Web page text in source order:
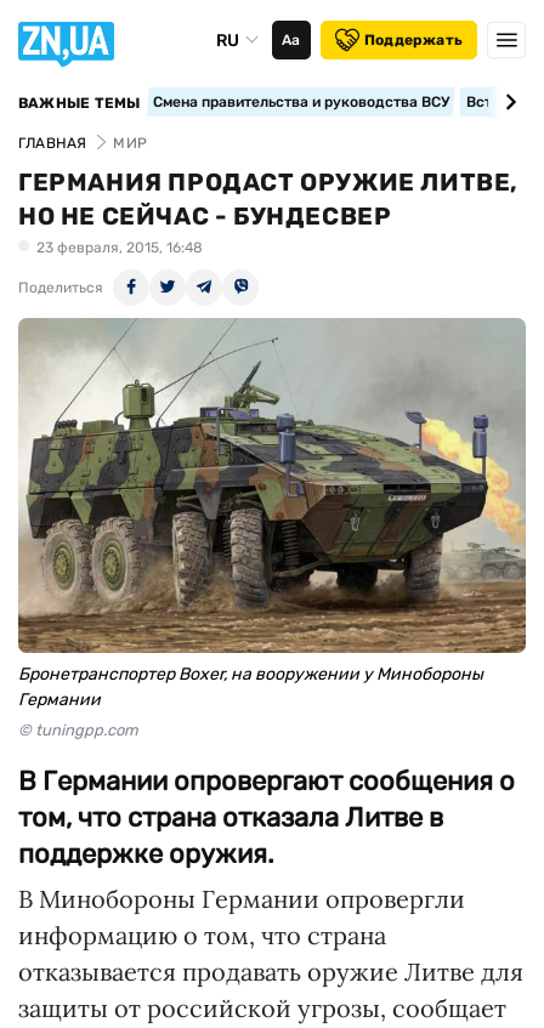
RU Аа Поддержать
ВАЖНЫЕ ТЕМЫ Смена правительства и руководства ВСУ
ГЛАВНАЯ МИР
ГЕРМАНИЯ ПРОДАСТ ОРУЖИЕ ЛИТВЕ,
НО НЕ СЕЙЧАС - БУНДЕСВЕР
23 февраля, 2015, 16:48
Поделиться
Бронетранспортер Boxer, на вооружении у Минобороны
Германии
© tuningpp.com
В Германии опровергают сообщения о
том, что страна отказала Литве в
поддержке оружия.
В Минобороны Германии опровергли
информацию о том, что страна
отказывается продавать оружие Литве для
защиты от российской угрозы, сообщает